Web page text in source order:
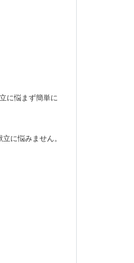
に悩まず簡単に
に悩みません。